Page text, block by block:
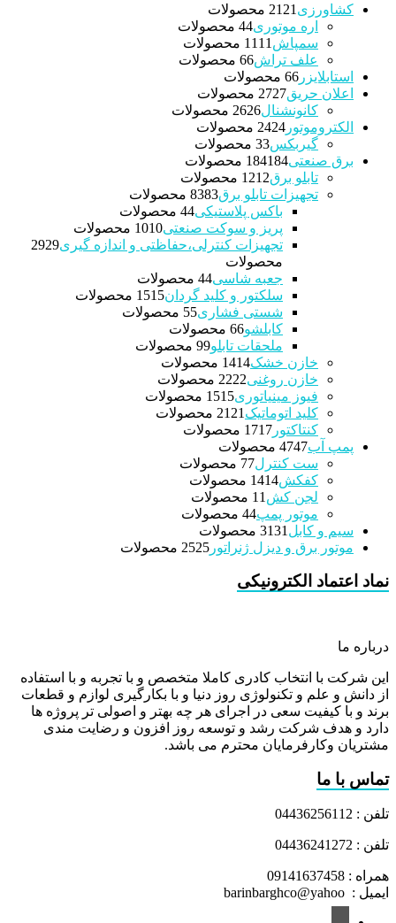
کشاورزی 21 21 محصولات
اره موتوری 44 محصولات
سمپاش
11 11 محصولات
علف تراش 66 محصولات
استابلایزر
66 محصولات
اعلان حریق
2727 محصولات
کانونشنال
2626 محصولات
الکتروموتور
2424 محصولات
گیربکس 33 محصولات
برق صنعتی
184184 محصولات
تابلو برق
1212 محصولات
تجهیزات تابلو برق
8383 محصولات
باکس پلاستیکی 44 محصولات
پریز و سوکت صنعتی
1010 محصولات
تجهیزات کنترلی،حفاظتی و اندازه گیری
2929
محصولات
جعبه شاسی 44 محصولات
سلکتور و کلید گردان
1515 محصولات
شستی فشاری 55 محصولات
کابلشو 66 محصولات
ملحقات تابلو 99 محصولات
خازن خشک
1414 محصولات
خازن روغنی
2222 محصولات
فیوز مینیاتوری
1515 محصولات
کلید اتوماتیک
21 21 محصولات
کنتاکتور
1717 محصولات
پمپ آب
4747 محصولات
ست کنترل 77 محصولات
کفکش
1414 محصولات
لجن کش
1 1 محصولات
موتور پمپ 44 محصولات
سیم و کابل
3131 محصولات
موتور برق و دیزل ژنراتور
2525 محصولات
نماد اعتماد الکترونیکی
درباره ما
این شرکت با انتخاب کادری کاملا متخصص و با تجربه و با استفاده
از دانش و علم و تکنولوژی روز دنیا و با بکارگیری لوازم و قطعات
برند و با کیفیت سعی در اجرای هر چه بهتر و اصولی تر پروژه ها
دارد و هدف شرکت رشد و توسعه روز افزون و رضایت مندی
مشتریان وکارفرمایان محترم می باشد.
تماس با ما
تلفن : 04436256112
تلفن : 04436241272
همراه : 09141637458
ایمیل : barinbarghco@yahoo